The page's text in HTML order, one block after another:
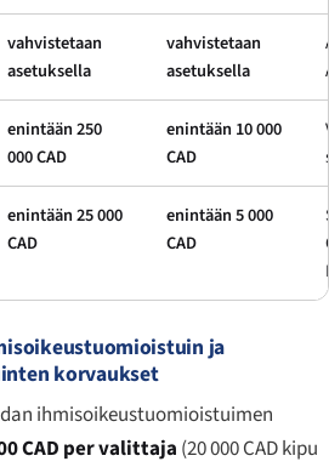
vahvistetaan
asetuksella
vahvistetaan
asetuksella
enintään 250
000 CAD
enintään 10 000
CAD
enintään 25 000
CAD
enintään 5 000
CAD
ja
korvaukset
ihmisoikeustuomioistuimen
CAD per valittaja (20 000 CAD kipu